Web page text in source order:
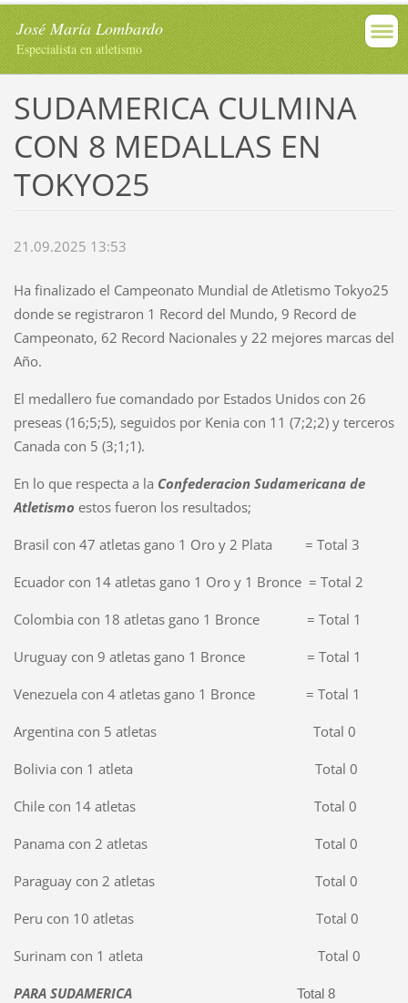
José María Lombardo
Especialista en atletismo
SUDAMERICA CULMINA
CON 8 MEDALLAS EN
TOKYO25
21.09.2025 13:53
Ha finalizado el Campeonato Mundial de Atletismo Tokyo25
donde se registraron 1 Record del Mundo, 9 Record de
Campeonato, 62 Record Nacionales y 22 mejores marcas del
Año.
El medallero fue comandado por Estados Unidos con 26
preseas (16;5;5), seguidos por Kenia con 11 (7;2;2) y terceros
Canada con 5 (3;1;1).
En lo que respecta a la Confederacion Sudamericana de
Atletismo estos fueron los resultados;
Brasil con 47 atletas gano 1 Oro y 2 Plata = Total 3
Ecuador con 14 atletas gano 1 Oro y 1 Bronce = Total 2
Colombia con 18 atletas gano 1 Bronce = Total 1
Uruguay con 9 atletas gano 1 Bronce = Total 1
Venezuela con 4 atletas gano 1 Bronce = Total 1
Argentina con 5 atletas Total 0
Bolivia con 1 atleta Total 0
Chile con 14 atletas Total 0
Panama con 2 atletas Total 0
Paraguay con 2 atletas Total 0
Peru con 10 atletas Total 0
Surinam con 1 atleta Total 0
PARA SUDAMERICA
Total 8